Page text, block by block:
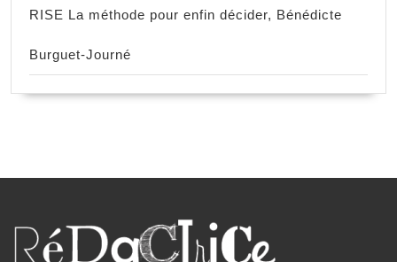
RISE La méthode pour enfin décider, Bénédicte
Burguet-Journé